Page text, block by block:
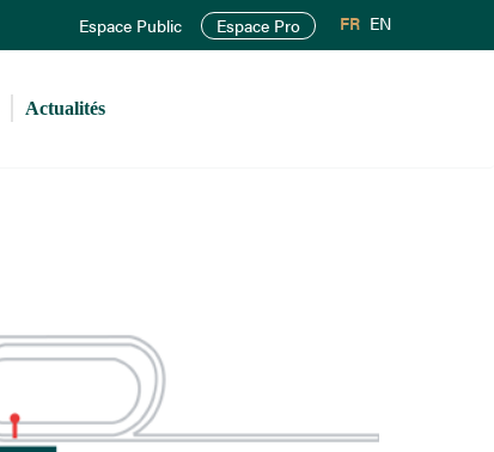
Espace Public Espace Pro FR EN
Actualités